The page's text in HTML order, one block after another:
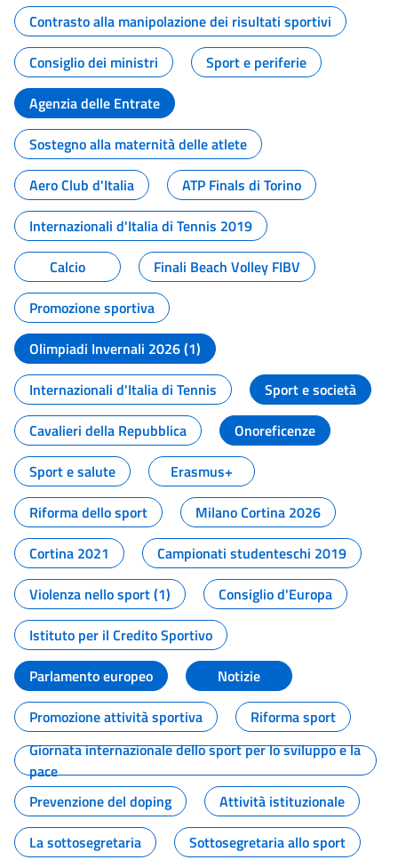
Contrasto alla manipolazione dei risultati sportivi
Consiglio dei ministri
Sport e periferie
Agenzia delle Entrate
Sostegno alla maternità delle atlete
Aero Club d'Italia
ATP Finals di Torino
Internazionali d'Italia di Tennis 2019
Calcio
Finali Beach Volley FIBV
Promozione sportiva
Olimpiadi Invernali 2026 (1)
Internazionali d'Italia di Tennis
Sport e società
Cavalieri della Repubblica
Onoreficenze
Sport e salute
Erasmus+
Riforma dello sport
Milano Cortina 2026
Cortina 2021
Campionati studenteschi 2019
Violenza nello sport (1)
Consiglio d'Europa
Istituto per il Credito Sportivo
Parlamento europeo
Notizie
Promozione attività sportiva
Riforma sport
Giornata internazionale dello sport per lo sviluppo e la
pace
Prevenzione del doping
Attività istituzionale
La sottosegretaria
Sottosegretaria allo sport